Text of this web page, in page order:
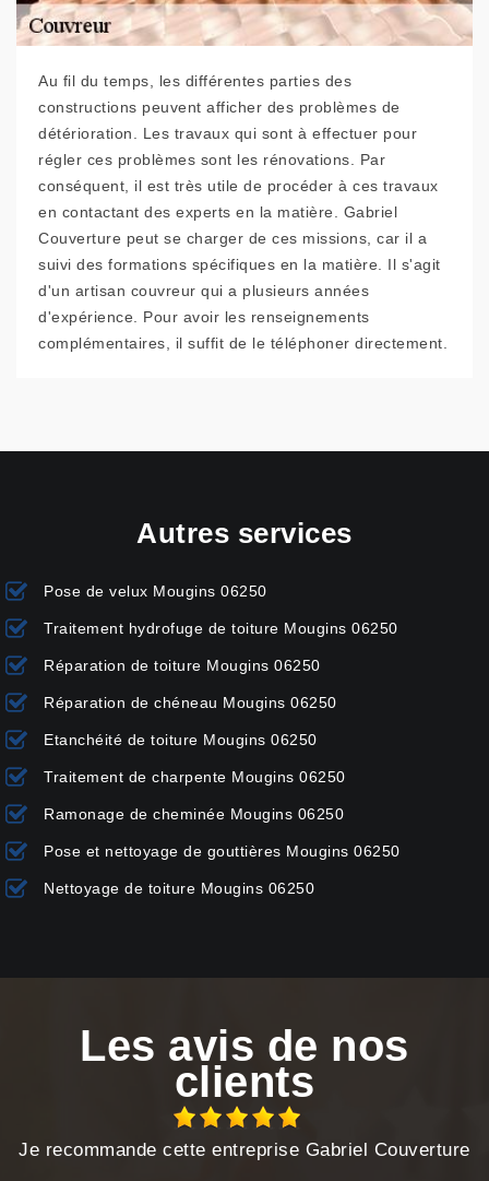
Au fil du temps, les différentes parties des
constructions peuvent afficher des problèmes de
détérioration. Les travaux qui sont à effectuer pour
régler ces problèmes sont les rénovations. Par
conséquent, il est très utile de procéder à ces travaux
en contactant des experts en la matière. Gabriel
Couverture peut se charger de ces missions, car il a
suivi des formations spécifiques en la matière. Il s'agit
d'un artisan couvreur qui a plusieurs années
d'expérience. Pour avoir les renseignements
complémentaires, il suffit de le téléphoner directement.
Autres services
Pose de velux Mougins 06250
Traitement hydrofuge de toiture Mougins 06250
Réparation de toiture Mougins 06250
Réparation de chéneau Mougins 06250
Etanchéité de toiture Mougins 06250
Traitement de charpente Mougins 06250
Ramonage de cheminée Mougins 06250
Pose et nettoyage de gouttières Mougins 06250
Nettoyage de toiture Mougins 06250
Les avis de nos
clients
Je recommande cette entreprise Gabriel Couverture